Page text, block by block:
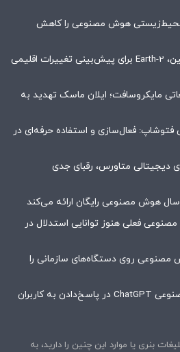
هوش مصنوعی را کاهش
انویدیا از دوقلو دیجیتال زمین، Earth-2 برای پیش‌بینی تغییرات اقلیمی
مایکروسافت؛ ایلان ماسک تهدید به
فعال‌سازی و استفاده حرفه‌ای در
دیجیتالی متاورس، رقبای جدی
فعلی هنوز توانایی استدلال در
مصنوعی روی دستگاه‌های سازمانی را
OpenAI تأیید کرد: هوش مصنوعی ChatGPT در پاسخ‌دادن به کاربران
بنری یا موارد این چنین را دارید، به